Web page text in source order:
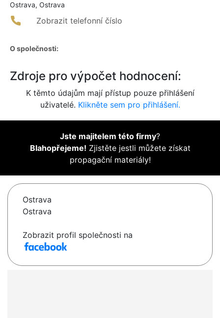
Ostrava, Ostrava
Zobrazit telefonní číslo
O společnosti:
Zdroje pro výpočet hodnocení:
K těmto údajům mají přístup pouze přihlášení
uživatelé. Klikněte sem pro přihlášení.
Jste majitelem této firmy?
Blahopřejeme! Zjistěte jestli můžete získat
propagační materiály!
Ostrava
Ostrava
Zobrazit profil společnosti na